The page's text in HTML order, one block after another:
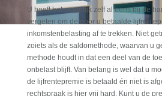
U heeft het mogelijk zelf al eens bij de
vergeten om de door u betaalde
inkomstenbelasting af te trekken. Niet
zoiets als de saldomethode, waarvan u
methode houdt in dat een deel van de
onbelast blijft. Van belang is wel dat u
de lijfrentepremie is betaald én niet is
rechtspraak is hier vrij hard. Kunt u de